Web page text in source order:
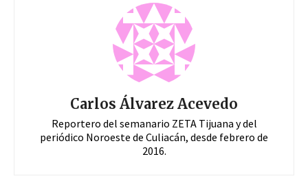
Carlos Álvarez Acevedo
Reportero del semanario ZETA Tijuana y del
periódico Noroeste de Culiacán, desde febrero de
2016.